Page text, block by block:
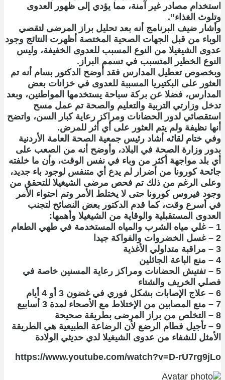
استخدام مصادر غير آمنة، مما يؤدي إلى ظهور العدوى
وتلوث الغذاء”.
وأشار ضيف البرنامج أنه بعد تحليل براز المرضى لتقصي
الوباء من قبل الجهات الصحية المختصة أظهرت النتائج وجود
عدوى الشيغيلا من النوع المسبب للعدوى الخفيفة، وليس
النوع الخطير المتسبب في تسمم البراز.
وبخصوص تعطيل المدارس فقد أوضح الدكتور بسام أنه تم
العثور على البكتيريا المسببة للعدوى في خزانات بعض
المدارس، فضلا عن بركة سباحة يستخدمها المواطنين، وبعد
تدخل وزارتي التربية والتعليم والصحة تم عمل مسح
استقصائي لدور الحضانات ومراكز رعاية كبار السن، واتضح
أنها نظيفة ولم يتم العثور على أي أثر للمرض.
وفي ختام لقائه أشاد رئيس جمعية الصحة العامة الأردنية
بدور وزارة الصحة في البلاد، وأوضح أنه من الصعب على
أي بلد مواجهة أكثر من وباء في نفس الوقت، وأن ما خلفته
جائحة كورونا من أضرار لم يدع أي متنفس لوجود باء جديد،
وعلى الرغم من ذلك تم فحص مرضى الشيغيلا للتحقق من
وجود فيروس كورونا حتى لا يختلط الأمر وتم احتواء الأمر
في أسرع وقت، كما قدم الدكتور بعض النصائح لتجنب
العدوى المستقبلية والوقاية من الشيغيلا وأهمها:
1 – غلي مياه الشرب والمياه المستخدمة في طهي الطعام
2 – غسل الخضروات والفواكة جيدا
3 – مراقبة متداولي الأغذية
4 – منع الباعة الجائلين
5 – تفتيش الحضانات ومراكز رعاية المسنين خاصة في
فصلي الخريف والشتاء
6 – علاج الإصابات بشكل فوري في غضون 3 أو 4 أيام
7 – منع المصابين من الإختلاط مع الأصحاء لمدة 3 أسابيع
8 – التخلص من براز المرضى بطريقة صحيحة
9 – تأجيل فطام الرضع لأن الرضاعة الطبيعية هي الطريقة
الأمثل للشفاء من عدوى الشيغيلا لدي حديثي الولادة
https://www.youtube.com/watch?v=D-rU7rg9jLo